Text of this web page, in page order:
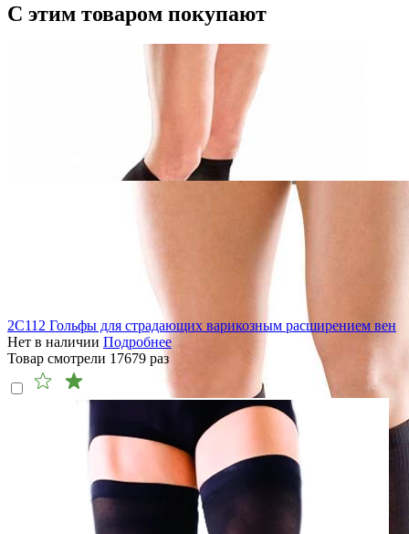
С этим товаром покупают
2C112 Гольфы для страдающих варикозным расширением вен
Нет в наличии Подробнее
Товар смотрели 17679 раз